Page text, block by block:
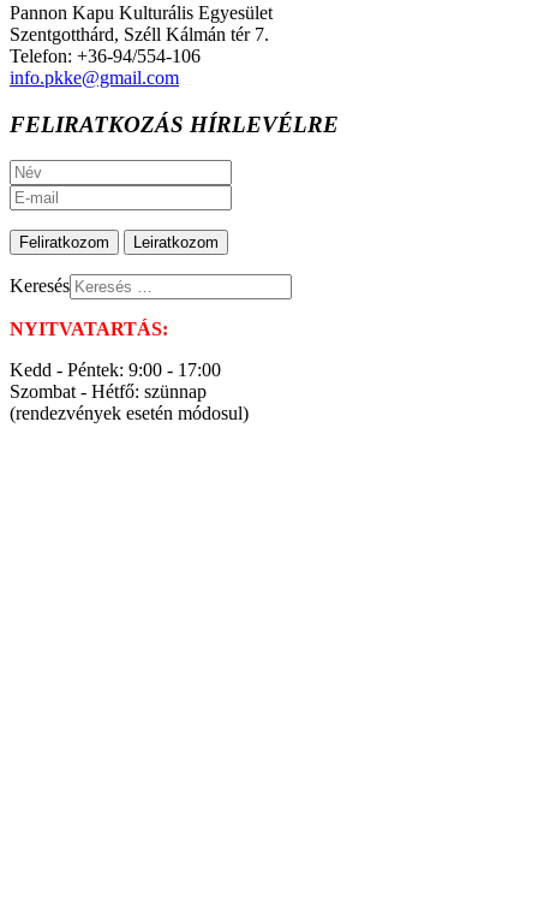
Pannon Kapu Kulturális Egyesület
Szentgotthárd, Széll Kálmán tér 7.
Telefon: +36-94/554-106
info.pkke@gmail.com
FELIRATKOZÁS HÍRLEVÉLRE
Keresés
NYITVATARTÁS:
Kedd - Péntek: 9:00 - 17:00
Szombat - Hétfő: szünnap
(rendezvények esetén módosul)